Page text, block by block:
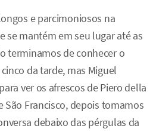
e parcimoniosos na
se mantém em seu lugar até as
terminamos de conhecer o
da tarde, mas Miguel
ver os afrescos de Piero della
São Francisco, depois tomamos
debaixo das pérgulas da